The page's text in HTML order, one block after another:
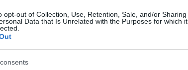
opt-out of Collection, Use, Retention, Sale, and/or Sharing
Data that Is Unrelated with the Purposes for which it